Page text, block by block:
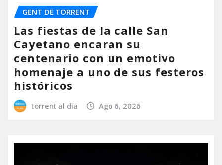
GENT DE TORRENT
Las fiestas de la calle San
Cayetano encaran su
centenario con un emotivo
homenaje a uno de sus festeros
históricos
torrent al dia Ago 6, 2026